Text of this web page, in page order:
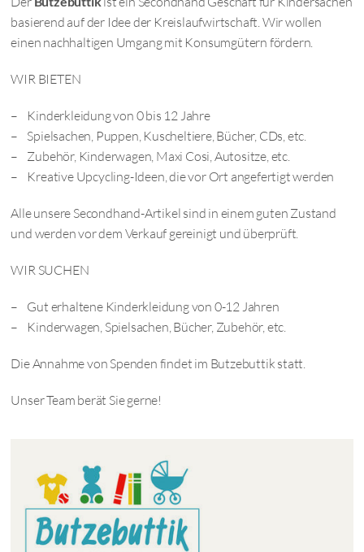
basierend auf der Idee der Kreislaufwirtschaft. Wir wollen
einen nachhaltigen Umgang mit Konsumgütern fördern.
WIR BIETEN
– Kinderkleidung von 0 bis 12 Jahre
– Spielsachen, Puppen, Kuscheltiere, Bücher, CDs, etc.
– Zubehör, Kinderwagen, Maxi Cosi, Autositze, etc.
– Kreative Upcycling-Ideen, die vor Ort angefertigt werden
Alle unsere Secondhand-Artikel sind in einem guten Zustand
und werden vor dem Verkauf gereinigt und überprüft.
WIR SUCHEN
– Gut erhaltene Kinderkleidung von 0-12 Jahren
– Kinderwagen, Spielsachen, Bücher, Zubehör, etc.
Die Annahme von Spenden findet im Butzebuttik statt.
Unser Team berät Sie gerne!